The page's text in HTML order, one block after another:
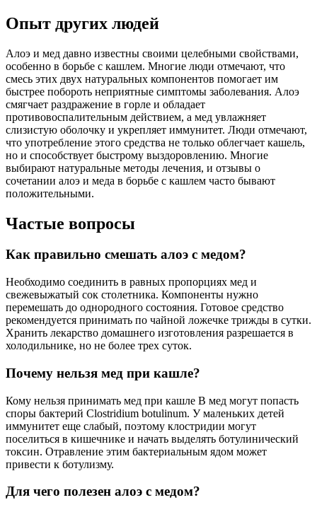
Опыт других людей
Алоэ и мед давно известны своими целебными свойствами,
особенно в борьбе с кашлем. Многие люди отмечают, что
смесь этих двух натуральных компонентов помогает им
быстрее побороть неприятные симптомы заболевания. Алоэ
смягчает раздражение в горле и обладает
противовоспалительным действием, а мед увлажняет
слизистую оболочку и укрепляет иммунитет. Люди отмечают,
что употребление этого средства не только облегчает кашель,
но и способствует быстрому выздоровлению. Многие
выбирают натуральные методы лечения, и отзывы о
сочетании алоэ и меда в борьбе с кашлем часто бывают
положительными.
Частые вопросы
Как правильно смешать алоэ с медом?
Необходимо соединить в равных пропорциях мед и
свежевыжатый сок столетника. Компоненты нужно
перемешать до однородного состояния. Готовое средство
рекомендуется принимать по чайной ложечке трижды в сутки.
Хранить лекарство домашнего изготовления разрешается в
холодильнике, но не более трех суток.
Почему нельзя мед при кашле?
Кому нельзя принимать мед при кашле В мед могут попасть
споры бактерий Clostridium botulinum. У маленьких детей
иммунитет еще слабый, поэтому клостридии могут
поселиться в кишечнике и начать выделять ботулинический
токсин. Отравление этим бактериальным ядом может
привести к ботулизму.
Для чего полезен алоэ с медом?